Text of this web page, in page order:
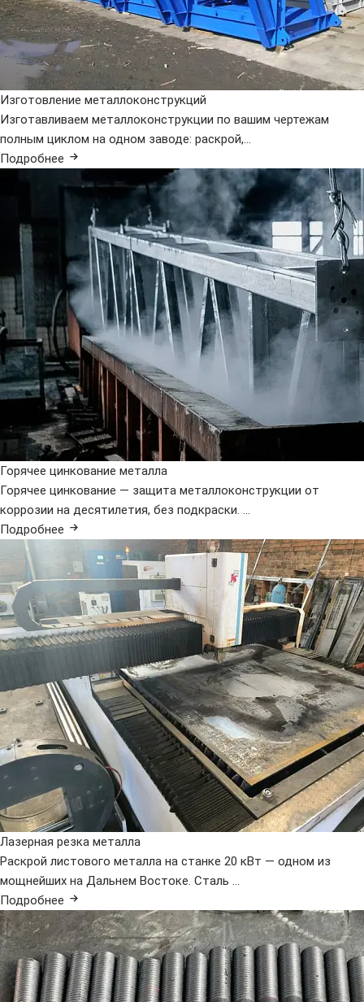
Изготовление металлоконструкций
Изготавливаем металлоконструкции по вашим чертежам
полным циклом на одном заводе: раскрой,...
Подробнее
Горячее цинкование металла
Горячее цинкование — защита металлоконструкции от
коррозии на десятилетия, без подкраски. ...
Подробнее
Лазерная резка металла
Раскрой листового металла на станке 20 кВт — одном из
мощнейших на Дальнем Востоке. Сталь ...
Подробнее